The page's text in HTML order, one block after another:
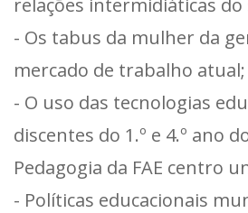
- Os tabus da mulher da
mercado de trabalho atual;
- O uso das tecnologias
discentes do 1.º e 4.º ano
Pedagogia da FAE centro
- Políticas educacionais